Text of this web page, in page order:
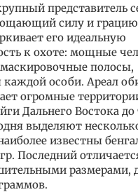
представитель
силу и
его идеальную
к охоте: мощные
полосы,
каждой особи. Ареал
огромные
Дальнего Востока
выделяют
известны
Последний
размерами,